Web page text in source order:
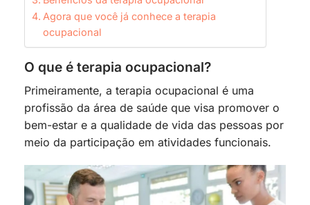
Agora que você já conhece a terapia
ocupacional
O que é terapia ocupacional?
Primeiramente, a terapia ocupacional é uma
profissão da área de saúde que visa promover o
bem-estar e a qualidade de vida das pessoas por
meio da participação em atividades funcionais.